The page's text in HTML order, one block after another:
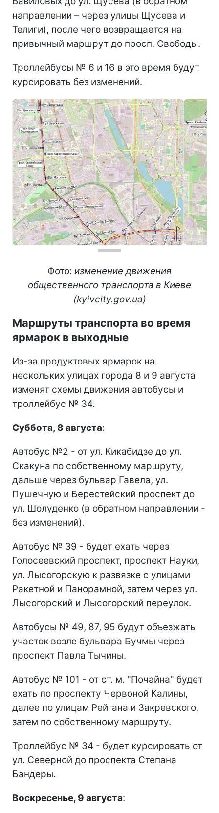
направлении – через улицы Щусева и
Телиги), после чего возвращается на
привычный маршрут до просп. Свободы.
Троллейбусы № 6 и 16 в это время будут
курсировать без изменений.
Фото: изменение движения
общественного транспорта в Киеве
(kyivcity.gov.ua)
Маршруты транспорта во время
ярмарок в выходные
Из-за продуктовых ярмарок на
нескольких улицах города 8 и 9 августа
изменят схемы движения автобусы и
троллейбус № 34.
Суббота, 8 августа:
Автобус №2 - от ул. Кикабидзе до ул.
Скакуна по собственному маршруту,
дальше через бульвар Гавела, ул.
Пушечную и Берестейский проспект до
ул. Шолуденко (в обратном направлении -
без изменений).
Автобус № 39 - будет ехать через
Голосеевский проспект, проспект Науки,
ул. Лысогорскую к развязке с улицами
Ракетной и Панорамной, затем через ул.
Лысогорский и Лысогорский переулок.
Автобусы № 49, 87, 95 будут объезжать
участок возле бульвара Бучмы через
проспект Павла Тычины.
Автобус № 101 - от ст. м. "Почайна" будет
ехать по проспекту Червоной Калины,
далее по улицам Рейгана и Закревского,
затем по собственному маршруту.
Троллейбус № 34 - будет курсировать от
ул. Северной до проспекта Степана
Бандеры.
Воскресенье, 9 августа: